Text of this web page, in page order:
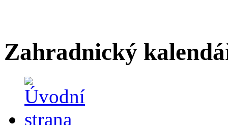
Zahradnický